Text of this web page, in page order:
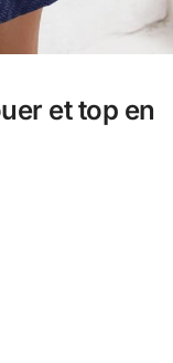
et top en